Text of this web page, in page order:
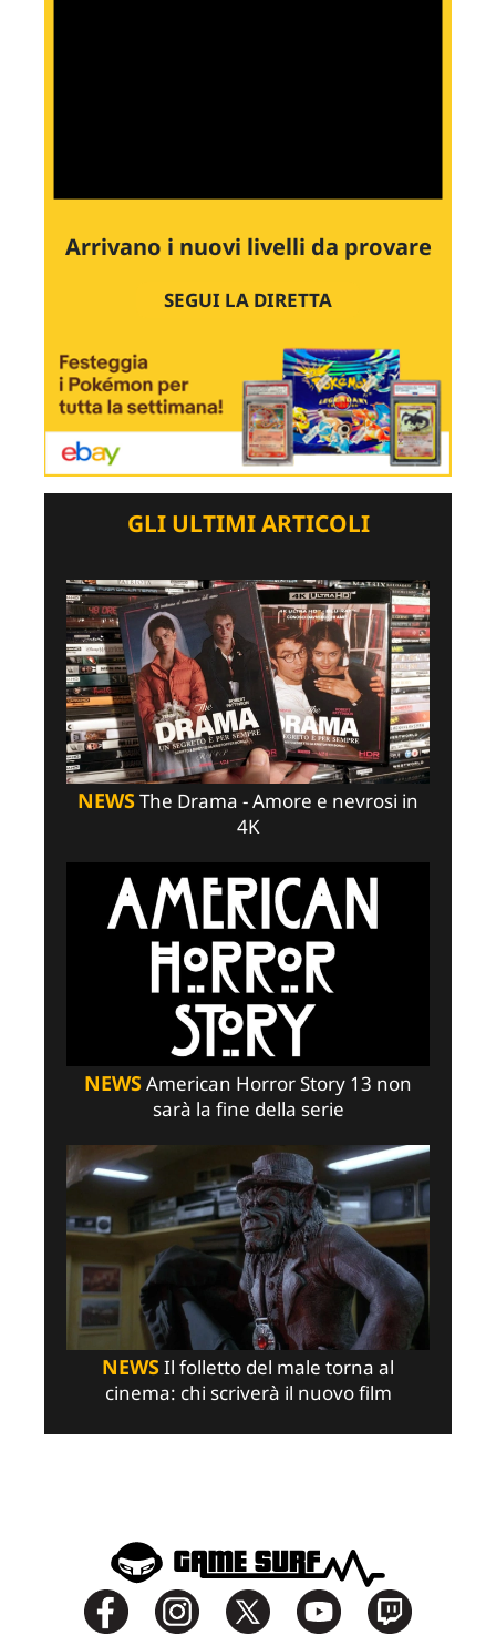
Arrivano i nuovi livelli da provare
SEGUI LA DIRETTA
GLI ULTIMI ARTICOLI
NEWSThe Drama - Amore e nevrosi in
4K
NEWSAmerican Horror Story 13 non
sarà la fine della serie
NEWSIl folletto del male torna al
cinema: chi scriverà il nuovo film